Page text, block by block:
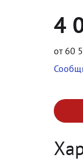
4
от 60